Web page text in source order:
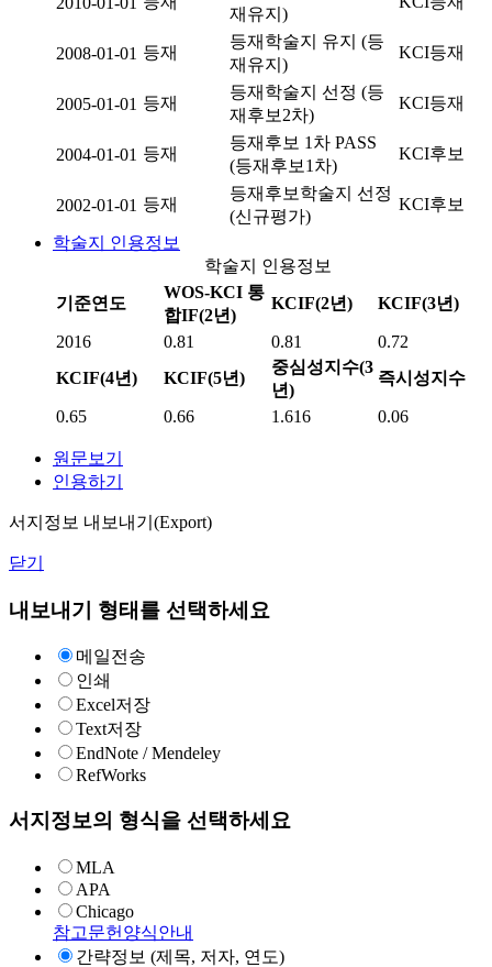
재유지)
2008-01-01 등재
등재학술지 유지 (등
재유지)
KCI등재
2005-01-01 등재
등재학술지 선정 (등
재후보2차)
KCI등재
2004-01-01 등재
등재후보 1차 PASS
(등재후보1차)
KCI후보
2002-01-01 등재
등재후보학술지 선정
(신규평가)
KCI후보
학술지 인용정보
학술지 인용정보
기준연도
WOS-KCI 통
합IF(2년)
KCIF(2년) KCIF(3년)
2016 0.81 0.81
0.72
KCIF(4년)
KCIF(5년)
중심성지수(3
년)
즉시성지수
0.65 0.66 1.616 0.06
원문보기
인용하기
서지정보 내보내기(Export)
닫기
내보내기 형태를 선택하세요
메일전송
인쇄
Excel저장
Text저장
EndNote / Mendeley
RefWorks
서지정보의 형식을 선택하세요
MLA
APA
Chicago
참고문헌양식안내
간략정보 (제목, 저자, 연도)